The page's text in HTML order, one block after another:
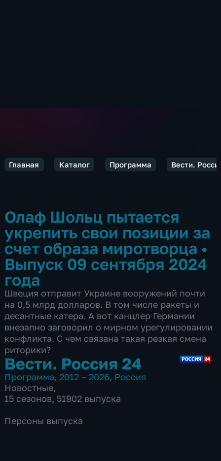
Главная Каталог Программа Вести.
Олаф Шольц пытается
укрепить свои позиции за
счет образа миротворца •
Выпуск 09 сентября 2024
года
Швеция отправит Украине вооружений почти
на 0,5 млрд долларов. В том числе ракеты и
десантные катера. А вот канцлер Германии
внезапно заговорил о мирном урегулировании
конфликта. С чем связана такая резкая смена
риторики?
Вести. Россия 24
Программа, 2012 – 2026, Россия
Новостные,
15 сезонов, 51902 выпуска
Персоны выпуска